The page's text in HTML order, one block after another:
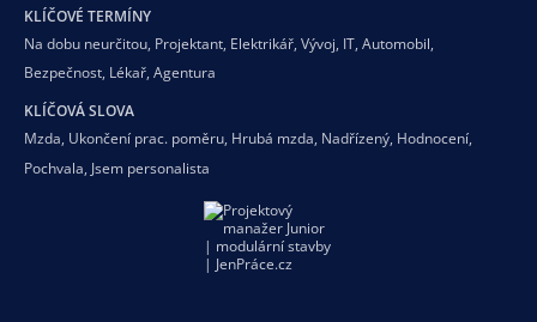
KLÍČOVÉ TERMÍNY
Na dobu neurčitou, Projektant, Elektrikář, Vývoj, IT, Automobil,
Bezpečnost, Lékař, Agentura
KLÍČOVÁ SLOVA
Mzda, Ukončení prac. poměru, Hrubá mzda, Nadřízený, Hodnocení,
Pochvala, Jsem personalista